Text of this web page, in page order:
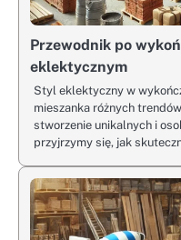
Przewodnik po
eklektycznym
Styl eklektyczny w
mieszanka różnych
stworzenie unikalnych i
przyjrzymy się, jak